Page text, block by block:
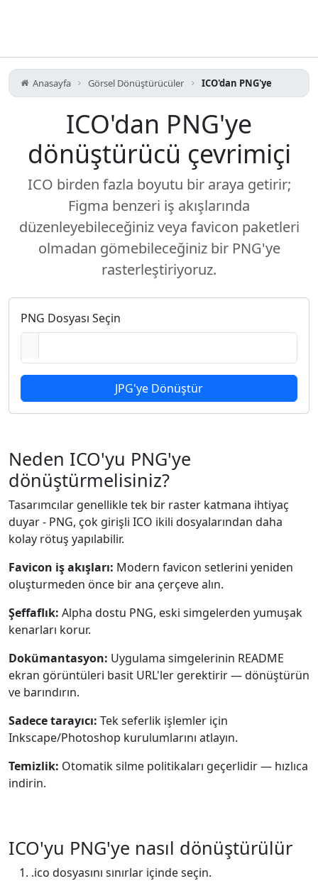
Anasayfa Görsel Dönüştürücüler ICO'dan PNG'ye
ICO'dan PNG'ye
dönüştürücü çevrimiçi
ICO birden fazla boyutu bir araya getirir;
Figma benzeri iş akışlarında
düzenleyebileceğiniz veya favicon paketleri
olmadan gömebileceğiniz bir PNG'ye
rasterleştiriyoruz.
PNG Dosyası Seçin
JPG'ye Dönüştür
Neden ICO'yu PNG'ye
dönüştürmelisiniz?
Tasarımcılar genellikle tek bir raster katmana ihtiyaç
duyar - PNG, çok girişli ICO ikili dosyalarından daha
kolay rötuş yapılabilir.
Favicon iş akışları: Modern favicon setlerini yeniden
oluşturmeden önce bir ana çerçeve alın.
Şeffaflık: Alpha dostu PNG, eski simgelerden yumuşak
kenarları korur.
Dokümantasyon: Uygulama simgelerinin README
ekran görüntüleri basit URL'ler gerektirir — dönüştürün
ve barındırın.
Sadece tarayıcı: Tek seferlik işlemler için
Inkscape/Photoshop kurulumlarını atlayın.
Temizlik: Otomatik silme politikaları geçerlidir — hızlıca
indirin.
ICO'yu PNG'ye nasıl dönüştürülür
.ico dosyasını sınırlar içinde seçin.